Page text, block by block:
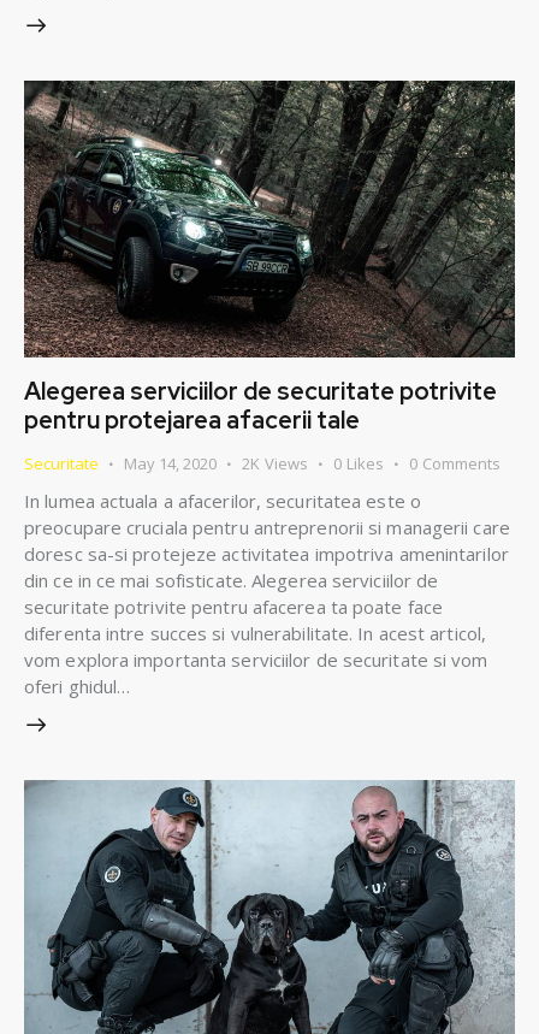
Alegerea serviciilor de securitate potrivite
pentru protejarea afacerii tale
Securitate May 14, 2020 2K Views 0 Likes 0 Comments
In lumea actuala a afacerilor, securitatea este o
preocupare cruciala pentru antreprenorii si managerii care
doresc sa-si protejeze activitatea impotriva amenintarilor
din ce in ce mai sofisticate. Alegerea serviciilor de
securitate potrivite pentru afacerea ta poate face
diferenta intre succes si vulnerabilitate. In acest articol,
vom explora importanta serviciilor de securitate si vom
oferi ghidul…